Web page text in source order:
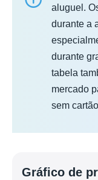
aluguel.
durante a
durante
tabela
mercado
sem
Gráfico de